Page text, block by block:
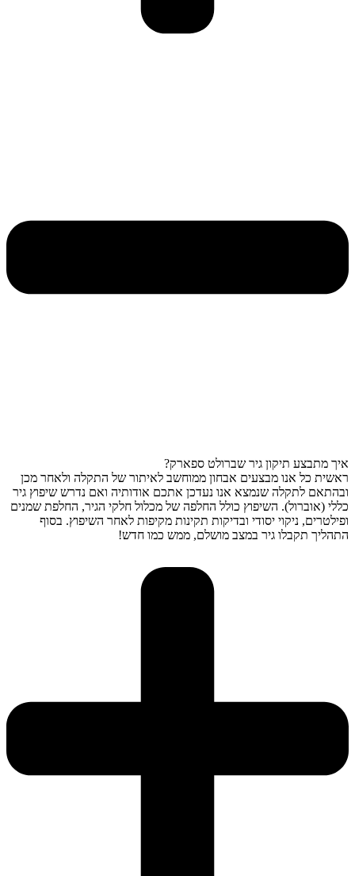
איך מתבצע תיקון גיר שברולט ספארק?
ראשית כל אנו מבצעים אבחון ממוחשב לאיתור של התקלה ולאחר מכן
ובהתאם לתקלה שנמצא אנו נעדכן אתכם אודותיה ואם נדרש שיפוץ גיר
כללי (אוברול). השיפוץ כולל החלפה של מכלול חלקי הגיר, החלפת שמנים
ופילטרים, ניקוי יסודי ובדיקות תקינות מקיפות לאחר השיפוץ. בסוף
התהליך תקבלו גיר במצב מושלם, ממש כמו חדש!